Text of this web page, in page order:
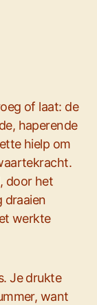
of laat: de
haperende
hielp om
door het
draaien
werkte
Je drukte
want